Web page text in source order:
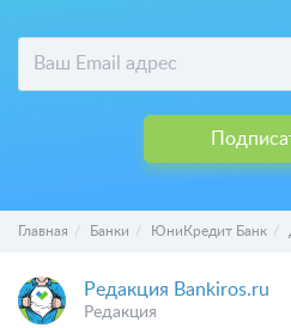
Главная Банки ЮниКредит Банк
Редакция Bankiros.ru
Редакция